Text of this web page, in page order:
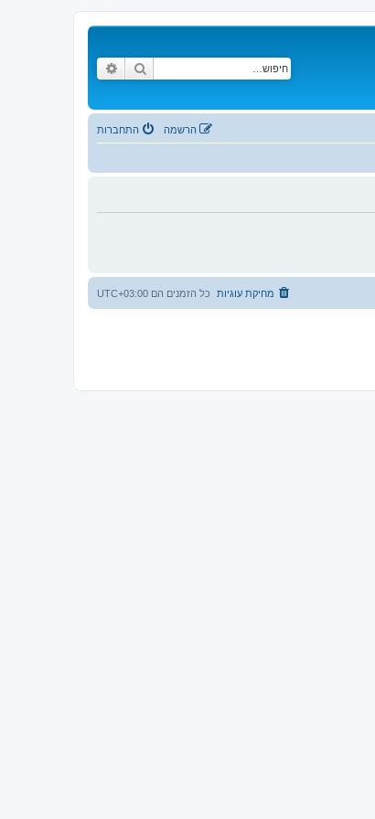
חיפוש
התחברות הרשמה
כל הזמנים הם UTC+03:00 מחיקת עוגיות